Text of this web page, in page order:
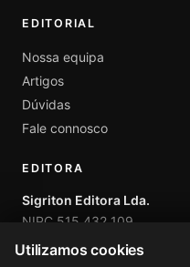
EDITORIAL
Nossa equipa
Artigos
Dúvidas
Fale connosco
EDITORA
Sigriton Editora Lda.
NIPC 515 432 109
Rua das Amendoeiras 47,
Utilizamos cookies